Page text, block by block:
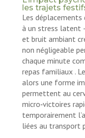
les trajets
Les
à un stress latent
et bruit ambiant
non négligeable
chaque minute
repas familiaux .
alors une forme
permettent au
micro‑victoires
temporairement
liées au transport